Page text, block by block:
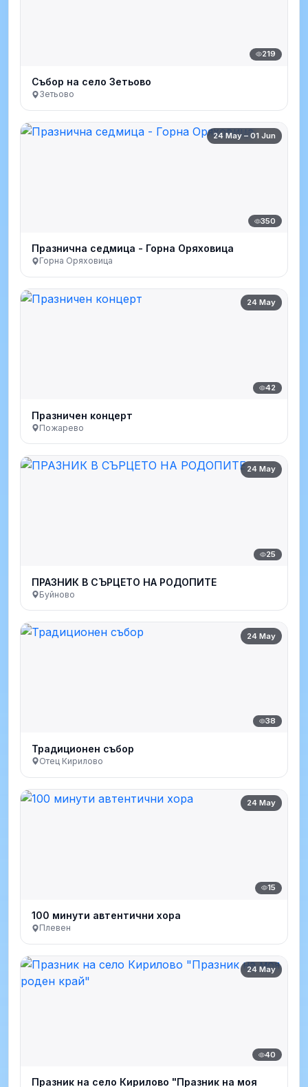
219
Събор на село Зетьово
Зетьово
24 May – 01 Jun
350
Празнична седмица - Горна Оряховица
Горна Оряховица
24 May
42
Празничен концерт
Пожарево
24 May
25
ПРАЗНИК В СЪРЦЕТО НА РОДОПИТЕ
Буйново
24 May
38
Традиционен събор
Отец Кирилово
24 May
15
100 минути автентични хора
Плевен
24 May
40
Празник на село Кирилово "Празник на моя